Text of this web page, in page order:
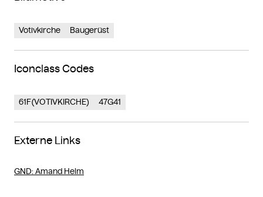
Votivkirche Baugerüst
Iconclass Codes
61F(VOTIVKIRCHE) 47G41
Externe Links
GND: Amand Helm